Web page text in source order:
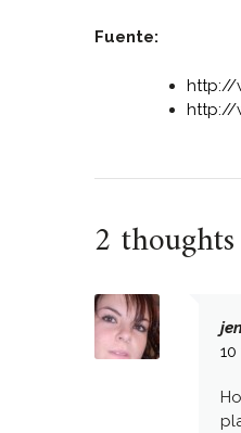
Fuente:
http://
http://
2